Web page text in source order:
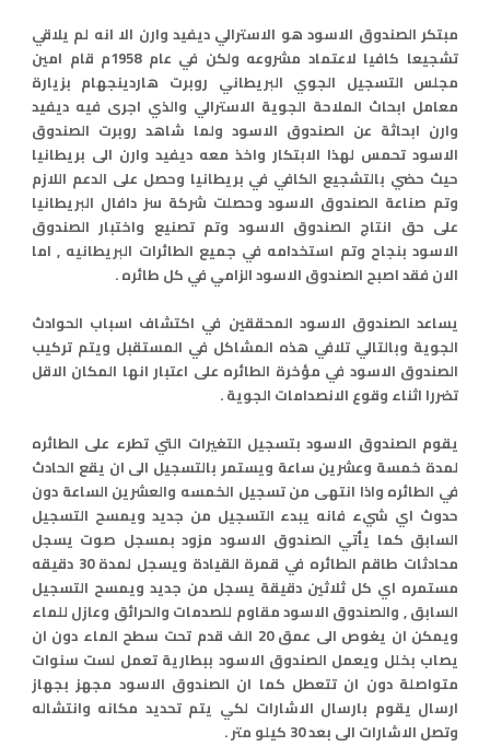
مبتكر الصندوق الاسود هو الاسترالي ديفيد وارن الا انه لم يلاقي
تشجيعا كافيا لاعتماد مشروعه ولكن في عام 1958م قام امين
مجلس التسجيل الجوي البريطاني روبرت هاردينجهام بزيارة
معامل ابحاث الملاحة الجوية الاسترالي والذي اجرى فيه ديفيد
وارن ابحاثة عن الصندوق الاسود ولما شاهد روبرت الصندوق
الاسود تحمس لهذا الابتكار واخذ معه ديفيد وارن الى بريطانيا
حيث حضي بالتشجيع الكافي في بريطانيا وحصل على الدعم اللازم
وتم صناعة الصندوق الاسود وحصلت شركة سز دافال البريطانيا
على حق انتاج الصندوق الاسود وتم تصنيع واختبار الصندوق
الاسود بنجاح وتم استخدامه في جميع الطائرات البريطانيه , اما
الان فقد اصبح الصندوق الاسود الزامي في كل طائره .
يساعد الصندوق الاسود المحققين في اكتشاف اسباب الحوادث
الجوية وبالتالي تلافي هذه المشاكل في المستقبل ويتم تركيب
الصندوق الاسود في مؤخرة الطائره على اعتبار انها المكان الاقل
تضررا اثناء وقوع الانصدامات الجوية .
يقوم الصندوق الاسود بتسجيل التغيرات التي تطرء على الطائره
لمدة خمسة وعشرين ساعة ويستمر بالتسجيل الى ان يقع الحادث
في الطائره واذا انتهى من تسجيل الخمسه والعشرين الساعة دون
حدوث اي شيء فانه يبدء التسجيل من جديد ويمسح التسجيل
السابق كما يأتي الصندوق الاسود مزود بمسجل صوت يسجل
محادثات طاقم الطائره في قمرة القيادة ويسجل لمدة 30 دقيقه
مستمره اي كل ثلاثين دقيقة يسجل من جديد ويمسح التسجيل
السابق , والصندوق الاسود مقاوم للصدمات والحرائق وعازل للماء
ويمكن ان يغوص الى عمق 20 الف قدم تحت سطح الماء دون ان
يصاب بخلل ويعمل الصندوق الاسود ببطارية تعمل لست سنوات
متواصلة دون ان تتعطل كما ان الصندوق الاسود مجهز بجهاز
ارسال يقوم بارسال الاشارات لكي يتم تحديد مكانه وانتشاله
وتصل الاشارات الى بعد 30 كيلو متر .